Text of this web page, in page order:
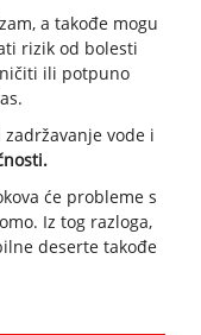
a takođe mogu
rizik od bolesti
ili potpuno
vode i
će probleme s
Iz tog razloga,
deserte takođe